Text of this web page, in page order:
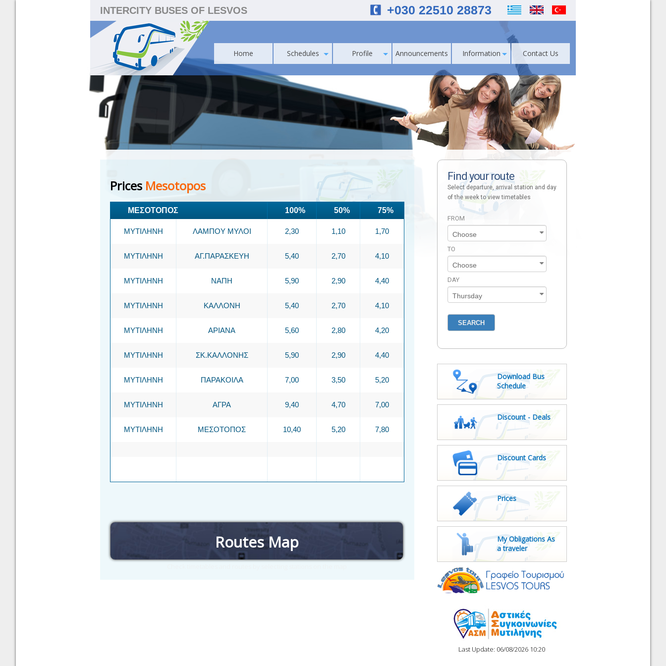
INTERCITY BUSES OF LESVOS +030 22510 28873
Home Schedules Profile Announcements Information Contact Us
Prices Mesotopos
ΜΕΣΟΤΟΠΟΣ 100% 50% 75%
ΜΥΤΙΛΗΝΗ ΛΑΜΠΟΥ ΜΥΛΟΙ 2,30 1,10 1,70
ΜΥΤΙΛΗΝΗ ΑΓ.ΠΑΡΑΣΚΕΥΗ 5,40 2,70 4,10
ΜΥΤΙΛΗΝΗ ΝΑΠΗ 5,90 2,90 4,40
ΜΥΤΙΛΗΝΗ ΚΑΛΛΟΝΗ 5,40 2,70 4,10
ΜΥΤΙΛΗΝΗ ΑΡΙΑΝΑ 5,60 2,80 4,20
ΜΥΤΙΛΗΝΗ ΣΚ.ΚΑΛΛΟΝΗΣ 5,90 2,90 4,40
ΜΥΤΙΛΗΝΗ ΠΑΡΑΚΟΙΛΑ 7,00 3,50 5,20
ΜΥΤΙΛΗΝΗ ΑΓΡΑ 9,40 4,70 7,00
ΜΥΤΙΛΗΝΗ ΜΕΣΟΤΟΠΟΣ 10,40 5,20 7,80
Routes Map
Find your route
Select departure, arrival station and day
of the week to view timetables
FROM
TO
DAY
Download Bus
Schedule
Discount - Deals
Discount Cards
Prices
My Obligations As
a traveler
Last Update: 06/08/2026 10:20